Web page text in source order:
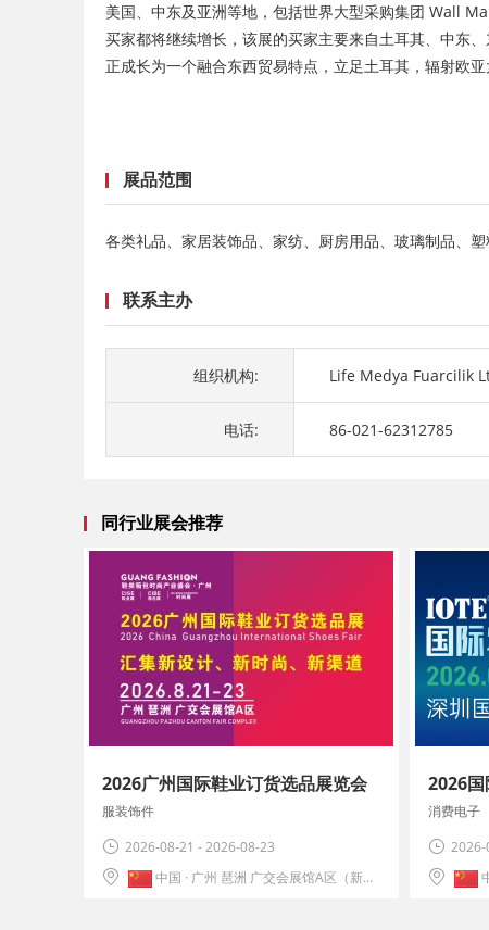
美国、中东及亚洲等地，包括世界大型采购集团 Wall
买家都将继续增长，该展的买家主要来自土耳其、中东
正成长为一个融合东西贸易特点，立足土耳其，辐射欧
展品范围
各类礼品、家居装饰品、家纺、厨房用品、玻璃制品、
联系主办
组织机构: Life Medya Fuarcilik
电话: 86-021-62312785
同行业展会推荐
2026广州国际鞋业订货选品展览会
服装饰件
2026-08-21 - 2026-08-23
中国 · 广州 琶洲 广交会展馆A区（新港地铁站A出口）
2026
消费电子
2026-